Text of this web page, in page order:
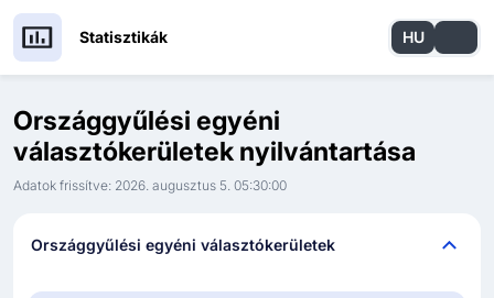
Statisztikák HU
Országgyűlési egyéni
választókerületek nyilvántartása
Adatok frissítve: 2026. augusztus 5. 05:30:00
Országgyűlési egyéni választókerületek